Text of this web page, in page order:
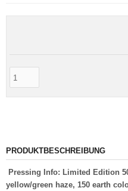
PRODUKTBESCHREIBUNG
Pressing Info: Limited Edition
yellow/green haze, 150 earth